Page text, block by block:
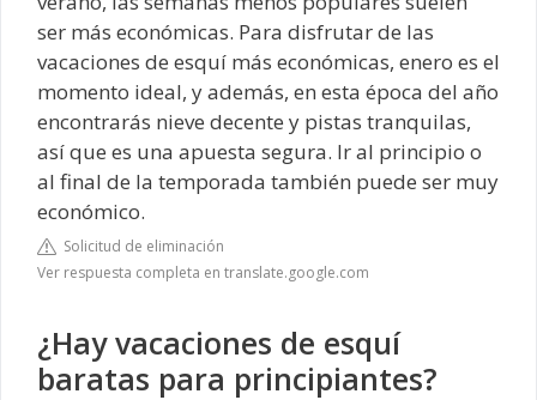
ser más económicas. Para disfrutar de las
vacaciones de esquí más económicas, enero es el
momento ideal, y además, en esta época del año
encontrarás nieve decente y pistas tranquilas,
así que es una apuesta segura. Ir al principio o
al final de la temporada también puede ser muy
económico.
Solicitud de eliminación
Ver respuesta completa en translate.google.com
¿Hay vacaciones de esquí
baratas para principiantes?